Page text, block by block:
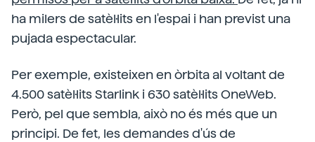
ha milers de satèl·lits en l'espai i han previst una
pujada espectacular.
Per exemple, existeixen en òrbita al voltant de
4.500 satèl·lits Starlink i 630 satèl·lits OneWeb.
Però, pel que sembla, això no és més que un
principi. De fet, les demandes d'ús de